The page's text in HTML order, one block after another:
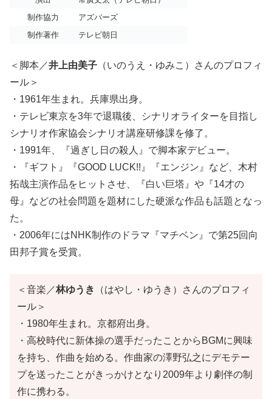
制作協力
アズバーズ
制作著作
テレビ朝日
＜脚本／井上由美子 （いのうえ・ゆみこ）さんのプロフィ
ール＞
・1961年生まれ。兵庫県出身。
・テレビ東京を3年で退職後、シナリオライターを目指し
シナリオ作家協会シナリオ講座研修課を修了。
・1991年、『過ぎし日の殺人』で脚本家デビュー。
・『ギフト』『GOOD LUCK!!』『エンジン』など、木村
拓哉主演作品をヒットさせ、『白い巨塔』や『14才の
母』などの社会問題を題材にした硬派な作品も話題となっ
た。
・2006年にはNHK制作のドラマ『マチベン』で第25回向
田邦子賞を受賞。
＜音楽／林ゆうき
（はやし・ゆうき）さんのプロフィ
ール＞
・1980年生まれ。京都府出身。
・高校時代に新体操の選手だったことからBGMに興味
を持ち、作曲を始める。作曲家の澤野弘之にデモテー
プを送ったことがきっかけとなり2009年より劇伴の制
作に携わる。